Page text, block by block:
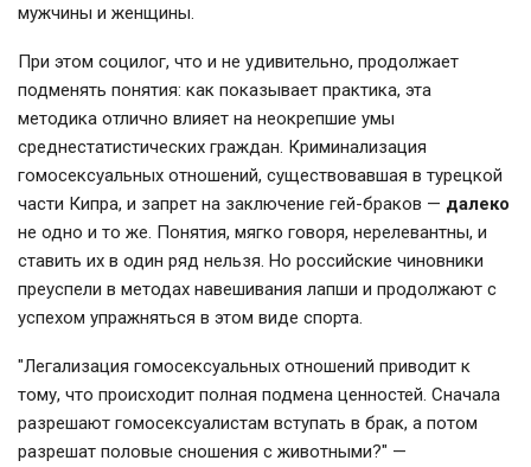
мужчины и женщины.
При этом социлог, что и не удивительно, продолжает
подменять понятия: как показывает практика, эта
методика отлично влияет на неокрепшие умы
среднестатистических граждан. Криминализация
гомосексуальных отношений, существовавшая в турецкой
части Кипра, и запрет на заключение гей-браков — далеко
не одно и то же. Понятия, мягко говоря, нерелевантны, и
ставить их в один ряд нельзя. Но российские чиновники
преуспели в методах навешивания лапши и продолжают с
успехом упражняться в этом виде спорта.
"Легализация гомосексуальных отношений приводит к
тому, что происходит полная подмена ценностей. Сначала
разрешают гомосексуалистам вступать в брак, а потом
разрешат половые сношения с животными?" —